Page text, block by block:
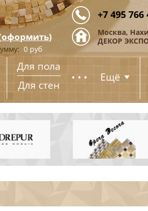
+7 495 766
Москва,
ДЕКОР
оформить)
0 руб
Для пола
Для стен
... Ещё